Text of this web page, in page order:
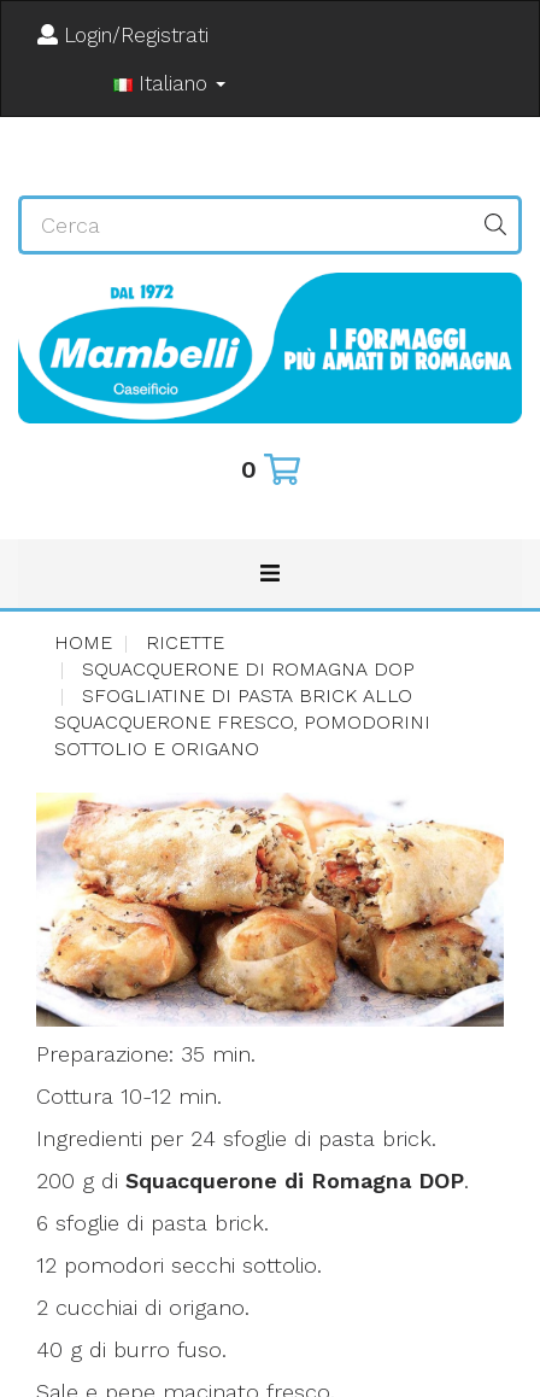
Login/Registrati
Italiano
0
HOME
RICETTE
SQUACQUERONE DI ROMAGNA DOP
SFOGLIATINE DI PASTA BRICK ALLO
SQUACQUERONE FRESCO, POMODORINI
SOTTOLIO E ORIGANO
Preparazione: 35 min.
Cottura 10-12 min.
Ingredienti per 24 sfoglie di pasta brick.
200 g di Squacquerone di Romagna DOP.
6 sfoglie di pasta brick.
12 pomodori secchi sottolio.
2 cucchiai di origano.
40 g di burro fuso.
Sale e pepe macinato fresco.